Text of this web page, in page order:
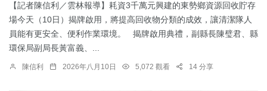
【記者陳信利／雲林報導】耗資3千萬元興建的東勢鄉資源回收貯存
場今天（10日）揭牌啟用，將提高回收物分類的成效，讓清潔隊人
員能有更安全、便利作業環境。 揭牌啟用典禮，副縣長陳璧君、縣
環保局副局長黃富義、...
陳信利 2026年八月10日 5,072 觀看 14 分享